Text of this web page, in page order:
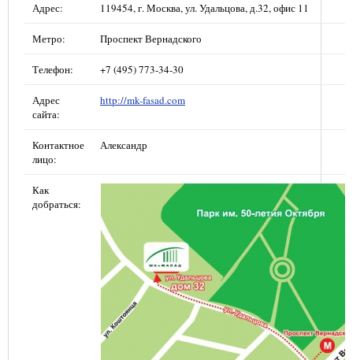
Адрес: 119454, г. Москва, ул. Удальцова, д.32, офис 11
Метро: Проспект Вернадского
Телефон: +7 (495) 773-34-30
Адрес
сайта:
http://mk-fasad.com
Контактное
лицо:
Александр
Как
добраться: